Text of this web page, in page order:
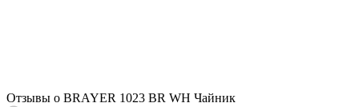
Отзывы о BRAYER 1023 BR WH Чайник